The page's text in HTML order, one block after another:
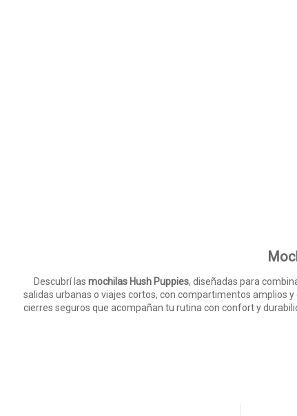
Descubrí las mochilas Hush Puppies, diseñadas para
salidas urbanas o viajes cortos, con compartimentos amplios
cierres seguros que acompañan tu rutina con confort y